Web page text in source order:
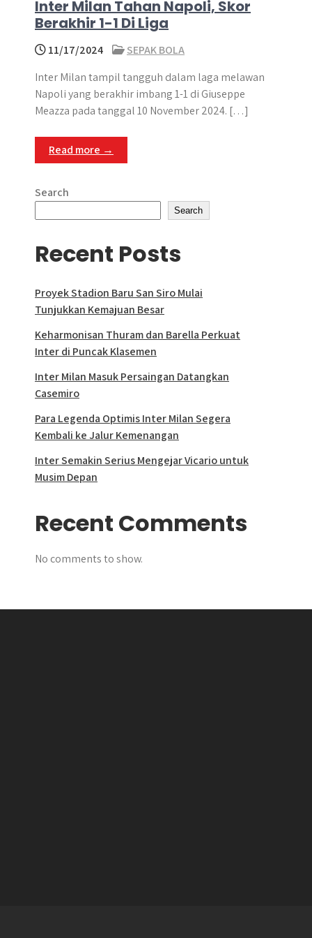
Inter Milan Tahan Napoli, Skor
Berakhir 1-1 Di Liga
11/17/2024
SEPAK BOLA
Inter Milan tampil tangguh dalam laga melawan
Napoli yang berakhir imbang 1-1 di Giuseppe
Meazza pada tanggal 10 November 2024. […]
Read more →
Search
Search
Recent Posts
Proyek Stadion Baru San Siro Mulai
Tunjukkan Kemajuan Besar
Keharmonisan Thuram dan Barella Perkuat
Inter di Puncak Klasemen
Inter Milan Masuk Persaingan Datangkan
Casemiro
Para Legenda Optimis Inter Milan Segera
Kembali ke Jalur Kemenangan
Inter Semakin Serius Mengejar Vicario untuk
Musim Depan
Recent Comments
No comments to show.